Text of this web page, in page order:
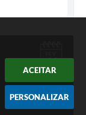
ACEITAR
PERSONALIZAR
14